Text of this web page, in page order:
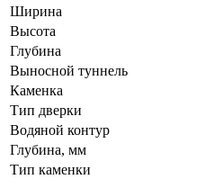
Ширина
Высота
Глубина
Выносной туннель
Каменка
Тип дверки
Водяной контур
Глубина, мм
Тип каменки